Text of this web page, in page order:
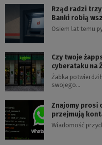
Rząd radzi
Banki robią
Osiem lat temu
Czy twoje
cyberataku na
Żabka
swojego…
Znajomy prosi
przejmują
Wiadomość